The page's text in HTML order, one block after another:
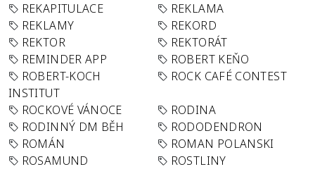
REKAPITULACE
REKLAMA
REKLAMY
REKORD
REKTOR
REKTORÁT
REMINDER APP
ROBERT KEŇO
ROBERT-KOCH
INSTITUT
ROCK CAFÉ CONTEST
ROCKOVÉ VÁNOCE
RODINA
RODINNÝ DM BĚH
RODODENDRON
ROMÁN
ROMAN POLANSKI
ROSAMUND
ROSTLINY